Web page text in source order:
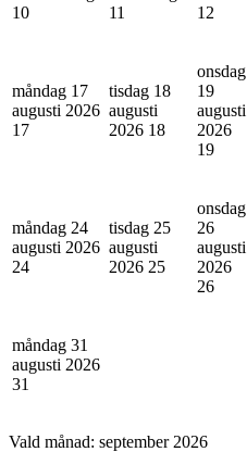
10
11
12
måndag 17
augusti 2026
17
tisdag 18
augusti
2026 18
onsdag
19
augusti
2026
19
måndag 24
augusti 2026
24
tisdag 25
augusti
2026 25
onsdag
26
augusti
2026
26
måndag 31
augusti 2026
31
Vald månad: september 2026